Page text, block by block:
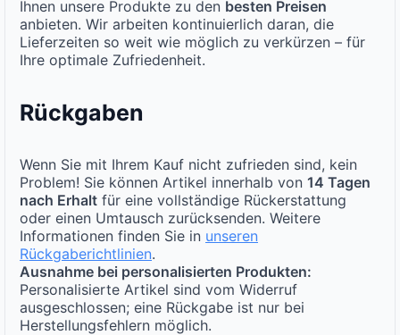
Ihnen unsere Produkte zu den besten Preisen
anbieten. Wir arbeiten kontinuierlich daran, die
Lieferzeiten so weit wie möglich zu verkürzen – für
Ihre optimale Zufriedenheit.
Rückgaben
Wenn Sie mit Ihrem Kauf nicht zufrieden sind, kein
Problem! Sie können Artikel innerhalb von 14 Tagen
nach Erhalt für eine vollständige Rückerstattung
oder einen Umtausch zurücksenden. Weitere
Informationen finden Sie in unseren
Rückgaberichtlinien.
Ausnahme bei personalisierten Produkten:
Personalisierte Artikel sind vom Widerruf
ausgeschlossen; eine Rückgabe ist nur bei
Herstellungsfehlern möglich.